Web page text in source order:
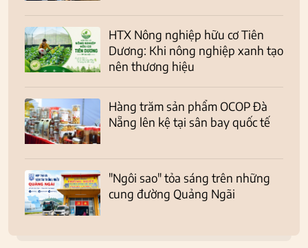
HTX Nông nghiệp hữu cơ Tiên
Dương: Khi nông nghiệp xanh tạo
nên thương hiệu
Hàng trăm sản phẩm OCOP Đà
Nẵng lên kệ tại sân bay quốc tế
"Ngôi sao" tỏa sáng trên những
cung đường Quảng Ngãi